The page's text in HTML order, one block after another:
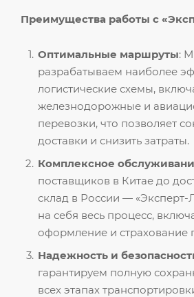
Преимущества работы с
Оптимальные маршруты:
разрабатываем наиболее
логистические схемы,
железнодорожные и
перевозки, что позволяет
доставки и снизить затраты.
Комплексное
поставщиков в Китае до
склад в России — «Эксперт-
на себя весь процесс,
оформление и страхование
Надежность и
гарантируем полную
всех этапах